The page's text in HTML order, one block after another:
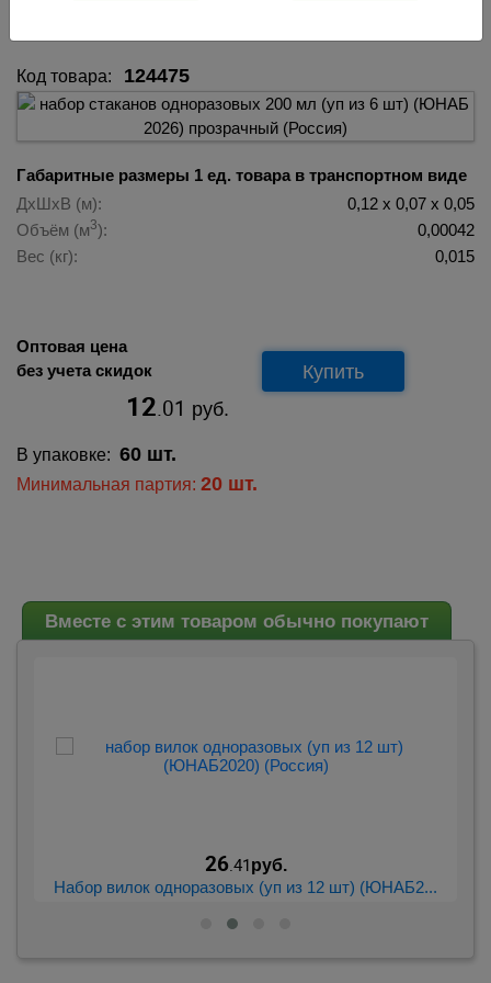
Код товара: 124475
Габаритные размеры 1 ед. товара в транспортном виде
ДхШхВ (м):
0,12 х 0,07 х 0,05
Объём (м3):
0,00042
Вес (кг):
0,015
Оптовая цена
без учета скидок
12.01 руб.
Купить
В упаковке: 60 шт.
Минимальная партия: 20 шт.
Вместе с этим товаром обычно покупают
26.41руб.
Набор вилок одноразовых (уп из 12 шт) (ЮНАБ2...